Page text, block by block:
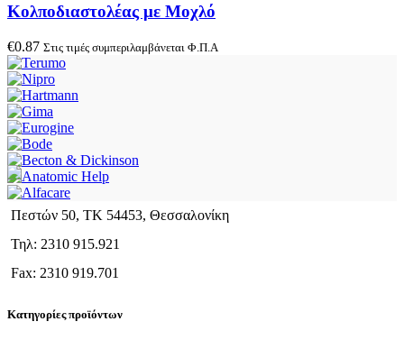
Κολποδιαστολέας με Μοχλό
€0.87 Στις τιμές συμπεριλαμβάνεται Φ.Π.Α
Πεστών 50, ΤΚ 54453, Θεσσαλονίκη
Τηλ: 2310 915.921
Fax: 2310 919.701
Κατηγορίες προϊόντων